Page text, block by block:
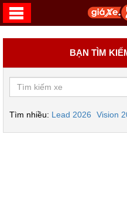
BẠN TÌM
Tìm nhiều: Lead 2026 Vision